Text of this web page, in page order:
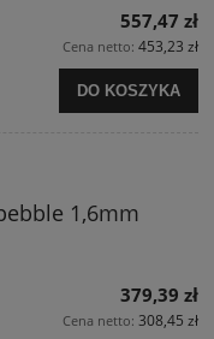
557,47 zł
Cena netto: 453,23 zł
DO KOSZYKA
1,6mm
379,39 zł
Cena netto: 308,45 zł